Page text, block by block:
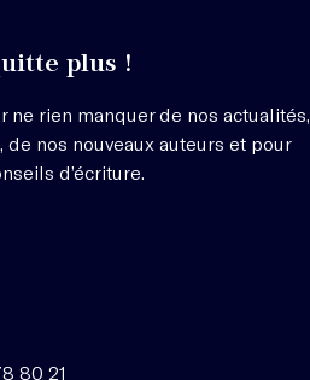
plus !
ne rien manquer de nos actualités,
de nos nouveaux auteurs et pour
d’écriture.
80 21